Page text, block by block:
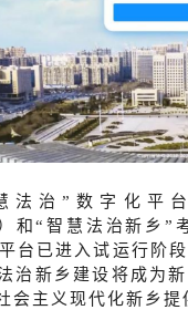
法治”数字化平
和“智慧法治新乡”
台已进入试运行阶
治新乡建设将成为
会主义现代化新乡